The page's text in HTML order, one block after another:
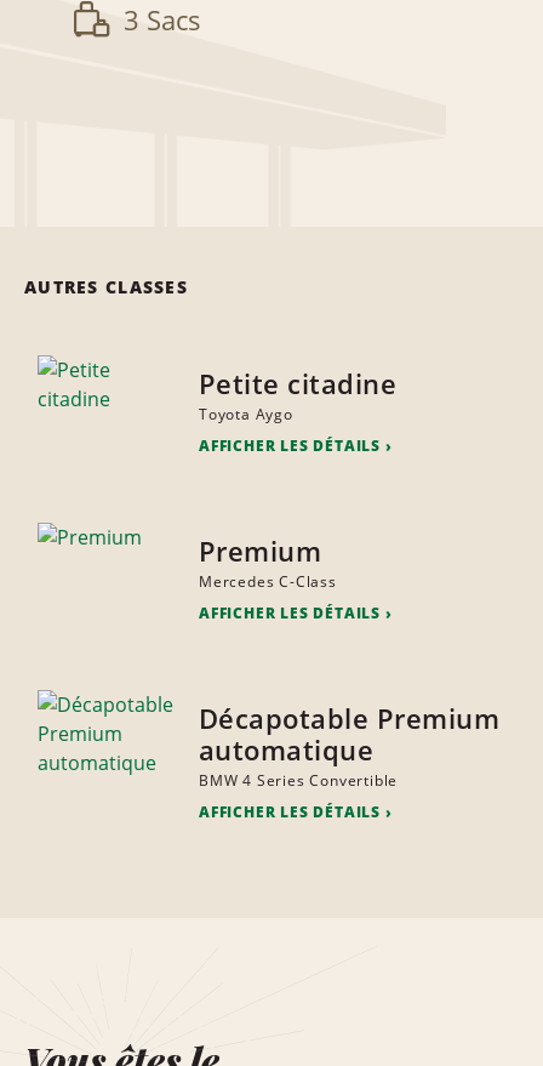
3 Sacs
AUTRES CLASSES
Petite citadine
Toyota Aygo
AFFICHER LES DÉTAILS
Premium
Mercedes C-Class
AFFICHER LES DÉTAILS
Décapotable Premium
automatique
BMW 4 Series Convertible
AFFICHER LES DÉTAILS